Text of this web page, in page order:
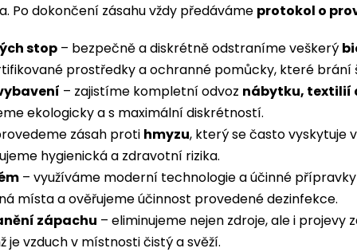
Po dokončení zásahu vždy předáváme protokol o
stop – bezpečně a diskrétně odstraníme veškerý
prostředky a ochranné pomůcky, které brání
– zajistíme kompletní odvoz nábytku, textilií
ekologicky a s maximální diskrétností.
zásah proti hmyzu, který se často vyskytuje
hygienická a zdravotní rizika.
– využíváme moderní technologie a účinné
místa a ověřujeme účinnost provedené dezinfekce.
zápachu – eliminujeme nejen zdroje, ale i projevy
je vzduch v místnosti čistý a svěží.